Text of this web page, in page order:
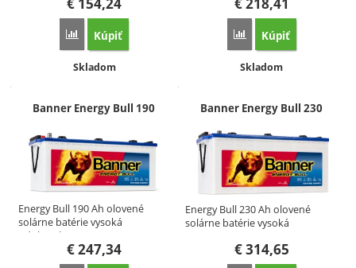
€ 154,24
Porovnať
Kúpiť
Dostupnosť:
Skladom
€218,41
Porovnať
Kúpiť
Dostupnosť:
Skladom
Banner Energy Bull 190
Energy Bull 190 Ah olovené
solárne batérie vysoká
odolnosť…
€247,34
Banner Energy Bull 230
Energy Bull 230 Ah olovené
solárne batérie vysoká
€314,65